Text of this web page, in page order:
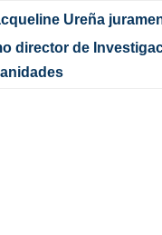
Ureña
director de